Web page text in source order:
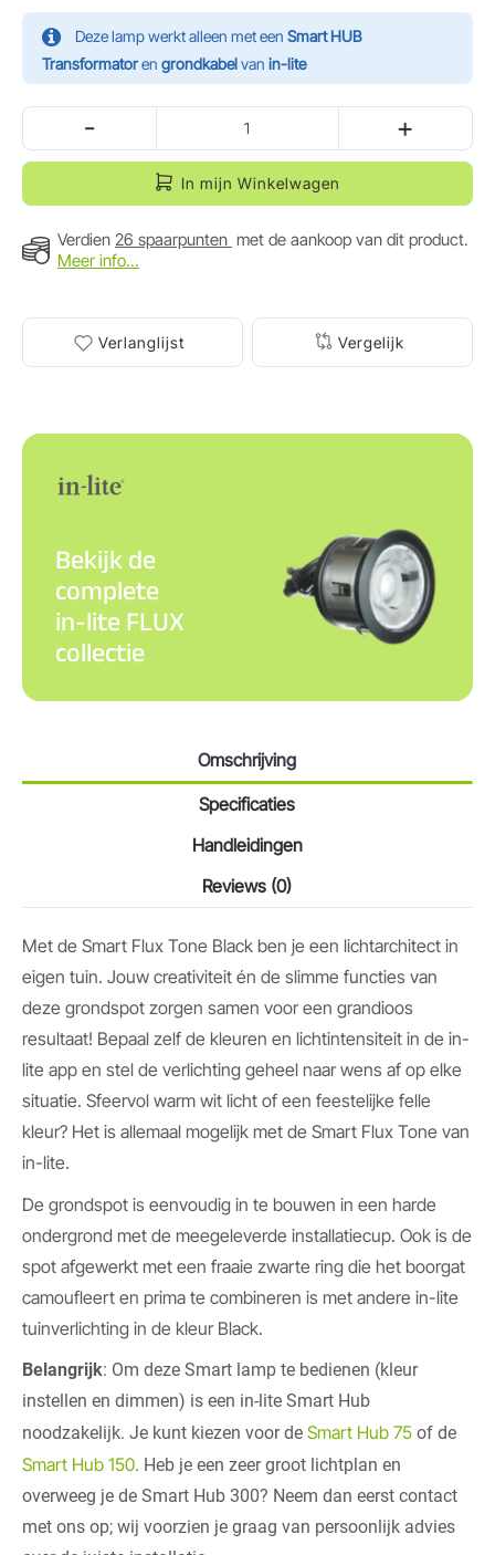
Deze lamp werkt alleen met een Smart HUB
Transformatoren grondkabelvan in-lite
- +
In mijn Winkelwagen
Verdien 26 spaarpunten met de aankoop van dit product.
Meer info...
Verlanglijst Vergelijk
Bekijk de
complete
in-lite FLUX
collectie
Omschrijving
Specificaties
Handleidingen
Reviews (0)
Met de Smart Flux Tone Black ben je een lichtarchitect in
eigen tuin. Jouw creativiteit én de slimme functies van
deze grondspot zorgen samen voor een grandioos
resultaat! Bepaal zelf de kleuren en lichtintensiteit in de in-
lite app en stel de verlichting geheel naar wens af op elke
situatie. Sfeervol warm wit licht of een feestelijke felle
kleur? Het is allemaal mogelijk met de Smart Flux Tone van
in-lite.
De grondspot is eenvoudig in te bouwen in een harde
ondergrond met de meegeleverde installatiecup. Ook is de
spot afgewerkt met een fraaie zwarte ring die het boorgat
camoufleert en prima te combineren is met andere in-lite
tuinverlichting in de kleur Black.
Belangrijk: Om deze Smart lamp te bedienen (kleur
instellen en dimmen) is een in-lite Smart Hub
noodzakelijk. Je kunt kiezen voor de Smart Hub 75 of de
Smart Hub 150. Heb je een zeer groot lichtplan en
overweeg je de Smart Hub 300? Neem dan eerst contact
met ons op; wij voorzien je graag van persoonlijk advies